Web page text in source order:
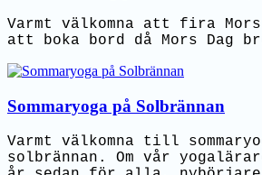
Varmt välkomna att fira
att boka bord då Mors Dag
Sommaryoga på Solbrännan
Varmt välkomna till
solbrännan. Om vår